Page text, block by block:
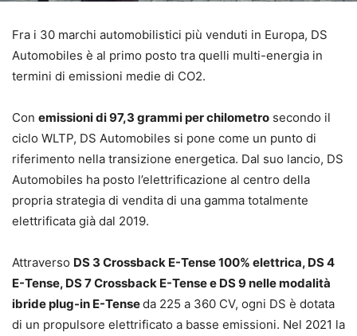
Fra i 30 marchi automobilistici più venduti in Europa, DS
Automobiles è al primo posto tra quelli multi-energia in
termini di emissioni medie di CO2.
Con emissioni di 97,3 grammi per chilometro secondo il
ciclo WLTP, DS Automobiles si pone come un punto di
riferimento nella transizione energetica. Dal suo lancio, DS
Automobiles ha posto l’elettrificazione al centro della
propria strategia di vendita di una gamma totalmente
elettrificata già dal 2019.
Attraverso DS 3 Crossback E-Tense 100% elettrica, DS 4
E-Tense, DS 7 Crossback E-Tense e DS 9 nelle modalità
ibride plug-in E-Tenseda 225 a 360 CV, ogni DS è dotata
di un propulsore elettrificato a basse emissioni. Nel 2021 la